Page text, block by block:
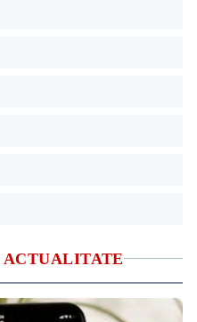
ACTUALITATE